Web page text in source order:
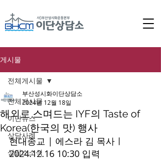
게시물
전체게시물
이단뉴스
상담사례
상담소소식
전체게시물
해외로 스며드는 IYF의 Taste of
Korea(한국의 맛) 행사
부산성시화이단상담소
2024년 12월 18일
현대종교 | 에스라 김 목사ㅣ
2024.12.16 10:30 입력